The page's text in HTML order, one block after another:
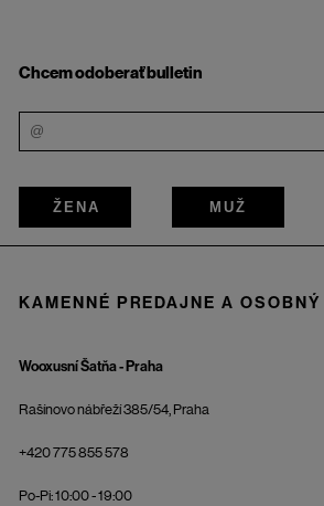
Chcem odoberať bulletin
ŽENA MUŽ
KAMENNÉ PREDAJNE A OSOBNÝ
Wooxusní Šatňa - Praha
Rašínovo nábřeží 385/54, Praha
+420 775 855 578
Po-Pi: 10:00 - 19:00